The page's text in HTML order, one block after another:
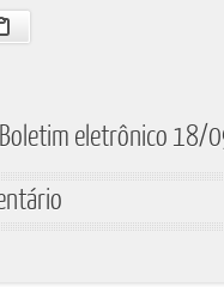
eletrônico